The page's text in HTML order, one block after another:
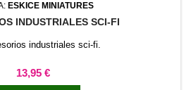
ESKICE MINIATURES
INDUSTRIALES SCI-FI
industriales sci-fi.
Precio
13,95 €